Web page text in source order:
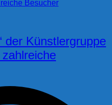
der Künstlergruppe